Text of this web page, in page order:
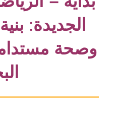
الجديدة:
وصحة